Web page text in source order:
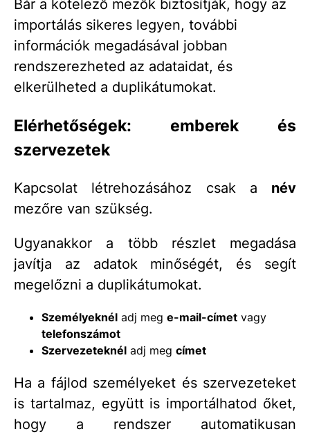
Bár a kötelező mezők biztosítják, hogy az
importálás sikeres legyen, további
információk megadásával jobban
rendszerezheted az adataidat, és
elkerülheted a duplikátumokat.
Elérhetőségek: emberek és
szervezetek
Kapcsolat létrehozásához csak a név
mezőre van szükség.
Ugyanakkor a több részlet megadása
javítja az adatok minőségét, és segít
megelőzni a duplikátumokat.
Személyeknél adj meg e-mail-címet vagy
telefonszámot
Szervezeteknél adj meg címet
Ha a fájlod személyeket és szervezeteket
is tartalmaz, együtt is importálhatod őket,
hogy a rendszer automatikusan